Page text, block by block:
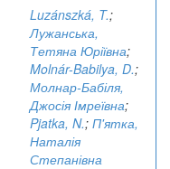
Luzánszká, T.;
Лужанська,
Тетяна Юріївна;
Molnár-Babilya, D.;
Молнар-Бабіля,
Джосія Імреївна;
Pjatka, N.; П'ятка,
Наталія
Степанівна